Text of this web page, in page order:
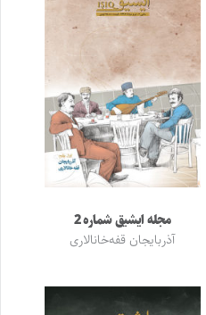
مجله ایشیق شماره 2
آذربایجان قفه‌خانالاری